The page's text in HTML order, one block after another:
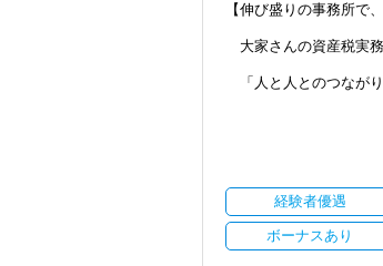
不動産オーナー様に
当事務所は2000人以
【マネジメントに挑戦
（１）プレイングマネ
スタッフとしてスキ
ご家庭の事情で、今
そんな時でも、自宅
チャットワークによ
（８）事務所内イベント
毎月 ランチミーテ
【伸び盛りの事務所で
大家さんの資産税実
「人と人とのつなが
開業から１０年、おか
＼ご依頼の増加／に伴
経験者優遇
ボーナスあり